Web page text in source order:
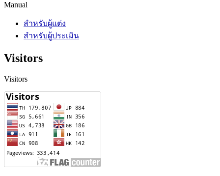
Manual
สำหรับผู้แต่ง
สำหรับผู้ประเมิน
Visitors
Visitors